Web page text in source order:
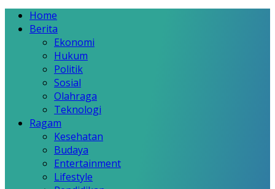
Home
Berita
Ekonomi
Hukum
Politik
Sosial
Olahraga
Teknologi
Ragam
Kesehatan
Budaya
Entertainment
Lifestyle